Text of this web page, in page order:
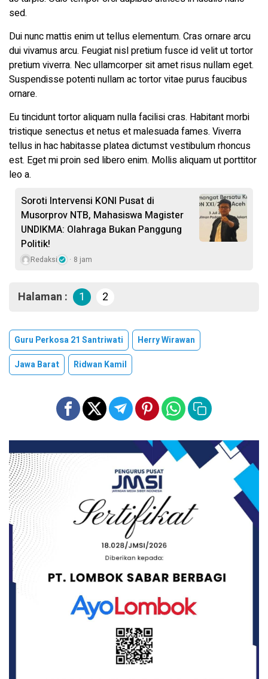
sed.
Dui nunc mattis enim ut tellus elementum. Cras ornare arcu
dui vivamus arcu. Feugiat nisl pretium fusce id velit ut tortor
pretium viverra. Nec ullamcorper sit amet risus nullam eget.
Suspendisse potenti nullam ac tortor vitae purus faucibus
ornare.
Eu tincidunt tortor aliquam nulla facilisi cras. Habitant morbi
tristique senectus et netus et malesuada fames. Viverra
tellus in hac habitasse platea dictumst vestibulum rhoncus
est. Eget mi proin sed libero enim. Mollis aliquam ut porttitor
leo a.
Soroti Intervensi KONI Pusat di
Musorprov NTB, Mahasiswa Magister
UNDIKMA: Olahraga Bukan Panggung
Politik!
Redaksi 8 jam
Halaman : 1 2
Guru Perkosa 21 Santriwati
Herry Wirawan
Jawa Barat
Ridwan Kamil